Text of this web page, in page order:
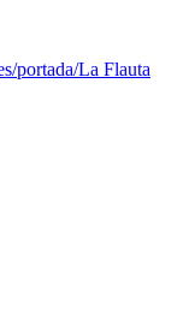
portada/La Flauta